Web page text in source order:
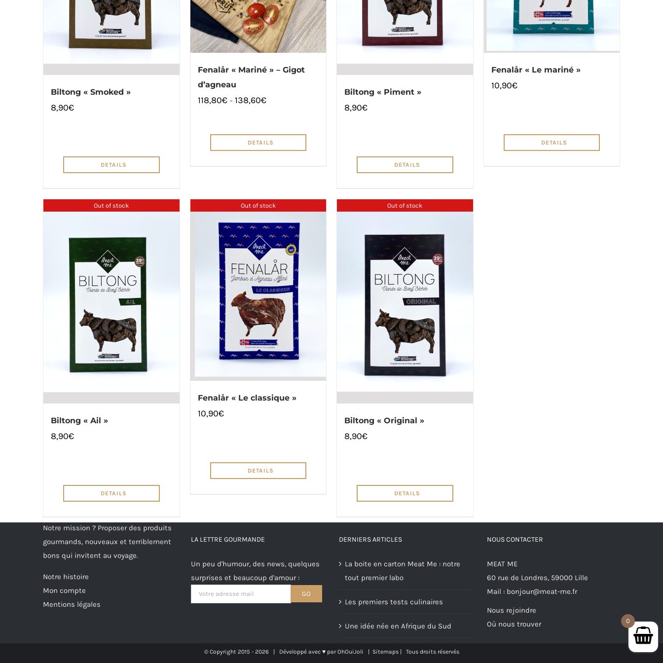
Biltong « Smoked »
8,90€
DETAILS
Fenalår « Mariné » – Gigot
d’agneau
118,80€– 138,60€
DETAILS
Biltong « Piment »
8,90€
DETAILS
Fenalår « Le mariné »
10,90€
DETAILS
Out of stock
Biltong « Ail »
8,90€
DETAILS
Out of stock
Fenalår « Le classique »
10,90€
DETAILS
Out of stock
Biltong « Original »
8,90€
DETAILS
Notre mission ? Proposer des produits
gourmands, nouveaux et terriblement
bons qui invitent au voyage.
Notre histoire
Mon compte
Mentions légales
LA LETTRE GOURMANDE
Un peu d'humour, des news, quelques
surprises et beaucoup d'amour :
DERNIERS ARTICLES
La boite en carton Meat Me : notre
tout premier labo
Les premiers tests culinaires
Une idée née en Afrique du Sud
NOUS CONTACTER
MEAT ME
60 rue de Londres, 59000 Lille
Mail : bonjour@meat-me.fr
Nous rejoindre
Où nous trouver
© Copyright 2015 - 2026 | Développé avec ♥ parOhOuiJoli | Sitemaps| Tous droits réservés
0